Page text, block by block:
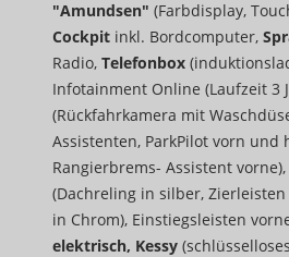
"Amundsen" (Farbdisplay,
Cockpit inkl. Bordcomputer,
Radio, Telefonbox
Infotainment Online (Laufzeit 3
(Rückfahrkamera mit
Assistenten, ParkPilot vorn und
Rangierbrems- Assistent vorne),
(Dachreling in silber,
in Chrom), Einstiegsleisten
elektrisch, Kessy